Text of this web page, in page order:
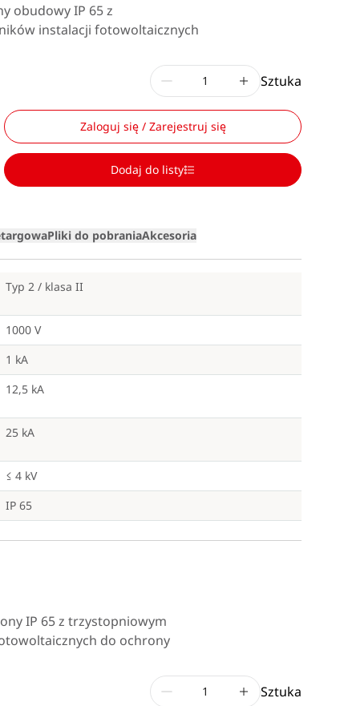
obudowy IP 65 z
instalacji fotowoltaicznych
Loading
Sztuka
Zaloguj się / Zarejestruj się
Dodaj do listy
Pliki do pobraniaAkcesoria
Typ 2 / klasa II
1000 V
1 kA
12,5 kA
25 kA
≤ 4 kV
IP 65
IP 65 z trzystopniowym
do ochrony
Sztuka